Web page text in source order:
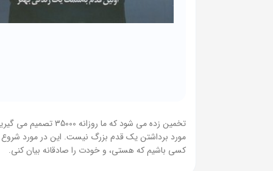
تخمین زده می شود
مورد برداشتن یک قدم بزرگ نیست. این در مورد شروع
کسی باشیم که هستی، و خودت را صادقانه بیان کنی.